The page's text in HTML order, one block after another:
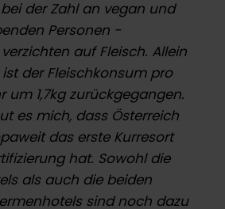
der Zahl an vegan und
Personen -
verzichten auf Fleisch. Allein
der Fleischkonsum pro
um 1,7kg zurückgegangen.
es mich, dass Österreich
das erste Kurresort
hat. Sowohl die
als auch die beiden
sind noch dazu